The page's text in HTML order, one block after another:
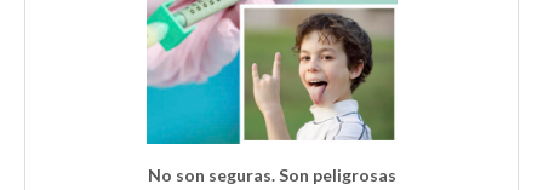
No son seguras. Son peligrosas